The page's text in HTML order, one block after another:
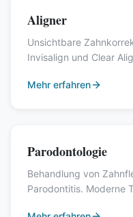
Aligner
Unsichtbare
Invisalign und Clear
Mehr erfahren
Parodontologie
Behandlung von
Parodontitis. Moderne